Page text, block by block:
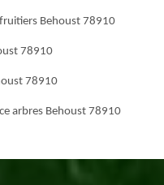
Behoust 78910
78910
78910
arbres Behoust 78910